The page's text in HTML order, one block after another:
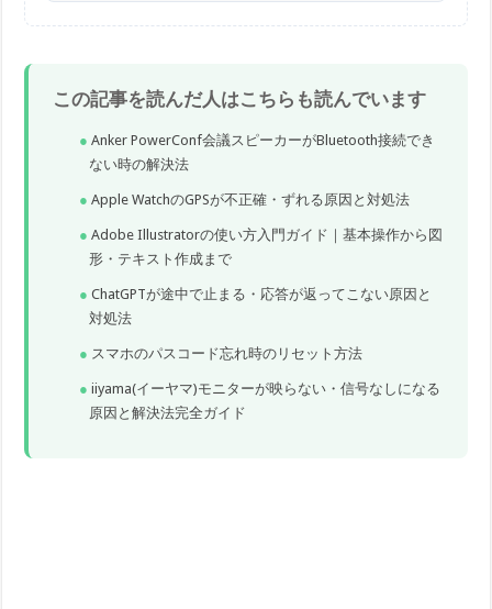
この記事を読んだ人はこちらも読んでいます
Anker PowerConf会議スピーカーがBluetooth接続でき
ない時の解決法
Apple WatchのGPSが不正確・ずれる原因と対処法
Adobe Illustratorの使い方入門ガイド｜基本操作から図
形・テキスト作成まで
ChatGPTが途中で止まる・応答が返ってこない原因と
対処法
スマホのパスコード忘れ時のリセット方法
iiyama(イーヤマ)モニターが映らない・信号なしになる
原因と解決法完全ガイド